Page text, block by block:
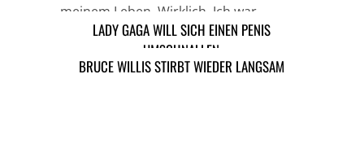
meinem Leben. Wirklich. Ich war
niemals glücklicher als im
LADY GAGA WILL SICH EINEN PENIS
UMSCHNALLEN
BRUCE WILLIS STIRBT WIEDER LANGSAM